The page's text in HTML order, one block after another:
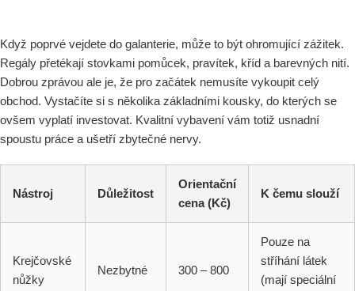
Když poprvé vejdete do galanterie, může to být ohromující zážitek.
Regály přetékají stovkami pomůcek, pravítek, kříd a barevných nití.
Dobrou zprávou ale je, že pro začátek nemusíte vykoupit celý
obchod. Vystačíte si s několika základními kousky, do kterých se
ovšem vyplatí investovat. Kvalitní vybavení vám totiž usnadní
spoustu práce a ušetří zbytečné nervy.
Nástroj Důležitost
Orientační
cena (Kč)
K čemu slouží
Krejčovské
nůžky
Nezbytné 300 – 800
Pouze na
stříhání látek
(mají speciální